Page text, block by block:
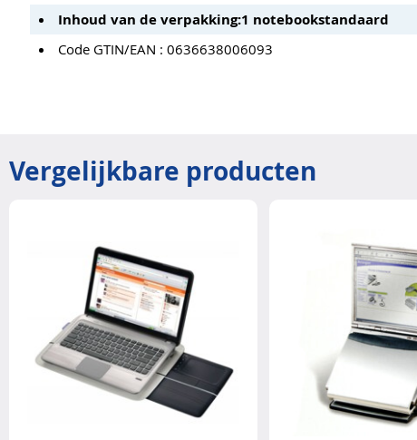
Inhoud van de verpakking:1 notebookstandaard
Code GTIN/EAN : 0636638006093
Vergelijkbare producten